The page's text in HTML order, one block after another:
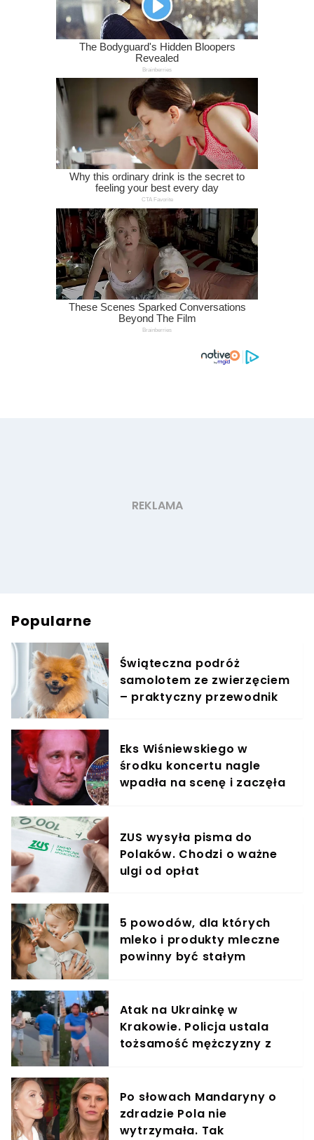
Popularne
Świąteczna podróż
samolotem ze zwierzęciem
– praktyczny przewodnik
Eks Wiśniewskiego w
środku koncertu nagle
wpadła na scenę i zaczęła
ZUS wysyła pisma do
Polaków. Chodzi o ważne
ulgi od opłat
5 powodów, dla których
mleko i produkty mleczne
powinny być stałym
Atak na Ukrainkę w
Krakowie. Policja ustala
tożsamość mężczyzny z
Po słowach Mandaryny o
zdradzie Pola nie
wytrzymała. Tak